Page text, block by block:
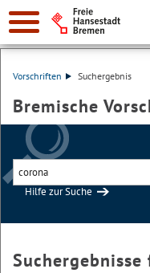
Vorschriften Suchergebnis
Bremische
Hilfe zur Suche
Suchergebnisse